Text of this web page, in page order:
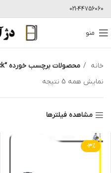
021-44756060
منو
خانه
محصولات برچسب خورده “Iranian Parking Jack”
نمایش همه 5 نتیجه
مشاهده فیلترها
-3%